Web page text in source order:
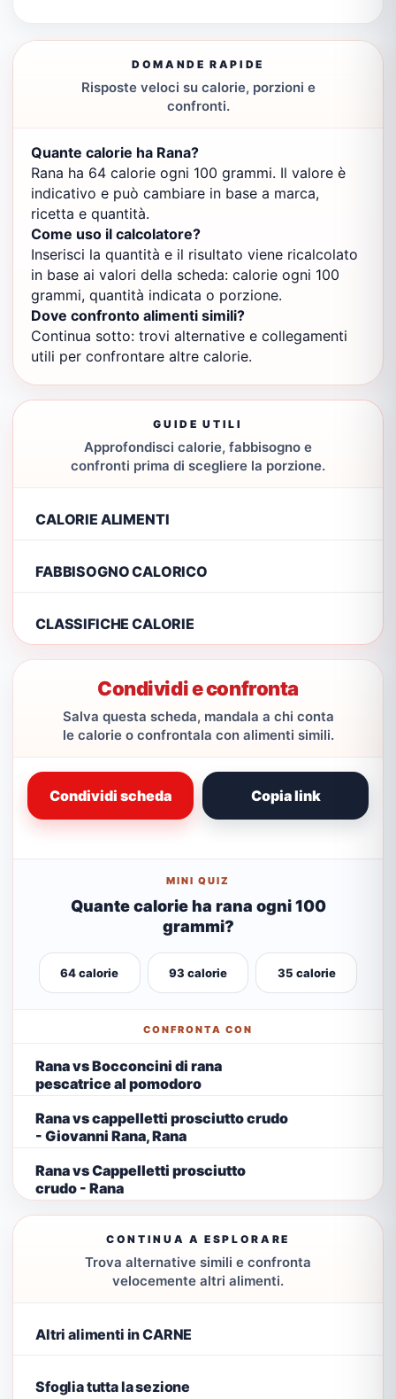
DOMANDE RAPIDE
Risposte veloci su calorie, porzioni e
confronti.
Quante calorie ha Rana?
Rana ha 64 calorie ogni 100 grammi. Il valore è
indicativo e può cambiare in base a marca,
ricetta e quantità.
Come uso il calcolatore?
Inserisci la quantità e il risultato viene ricalcolato
in base ai valori della scheda: calorie ogni 100
grammi, quantità indicata o porzione.
Dove confronto alimenti simili?
Continua sotto: trovi alternative e collegamenti
utili per confrontare altre calorie.
GUIDE UTILI
Approfondisci calorie, fabbisogno e
confronti prima di scegliere la porzione.
CALORIE ALIMENTI
FABBISOGNO CALORICO
CLASSIFICHE CALORIE
Condividi e confronta
Salva questa scheda, mandala a chi conta
le calorie o confrontala con alimenti simili.
Condividi scheda Copia link
MINI QUIZ
Quante calorie ha rana ogni 100
grammi?
64 calorie 93 calorie 35 calorie
CONFRONTA CON
Rana vs Bocconcini di rana
pescatrice al pomodoro
Rana vs cappelletti prosciutto crudo
- Giovanni Rana, Rana
Rana vs Cappelletti prosciutto
crudo - Rana
CONTINUA A ESPLORARE
Trova alternative simili e confronta
velocemente altri alimenti.
Altri alimenti in CARNE
Sfoglia tutta la sezione